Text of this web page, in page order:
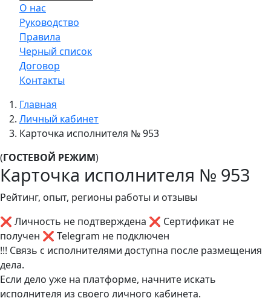
О нас
Руководство
Правила
Черный список
Договор
Контакты
Главная
Личный кабинет
Карточка исполнителя № 953
(ГОСТЕВОЙ РЕЖИМ)
Карточка исполнителя № 953
Рейтинг, опыт, регионы работы и отзывы
❌ Личность не подтверждена ❌ Сертификат не
получен ❌ Telegram не подключен
!!! Связь с исполнителями доступна после размещения
дела.
Если дело уже на платформе, начните искать
исполнителя из своего личного кабинета.